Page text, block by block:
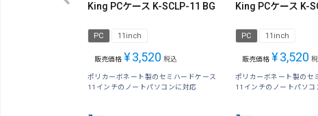
King PCケース K-SCLP-11 BG
PC 11inch
販売価格 ¥3,520 税込
ポリカーボネート製のセミハードケース
11インチのノートパソコンに対応
King PCケース K-
PC 11inch
販売価格 ¥3,520
ポリカーボネート製のセ
11インチのノートパソコ